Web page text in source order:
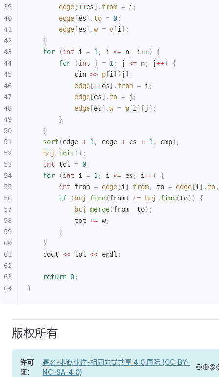
        edge
[++es]. from = i ;
        edge
[es]. to = 0;
        edge
[es].w = v [i ];
    }
    for
(int i = 1 ; i <= n; i++)
{
        for
(int j = 1 ; j <= n; j++)
{
            cin
>> p [i ][ j ];
            edge
[++es]. from = i ;
            edge
[es]. to = j ;
            edge
[es].w = p [i ][ j ];
        }
    }
    sort
(edge + 1 , edge + es + 1 , cmp);
    bcj
. init ();
    int
tot = 0;
    for
(int i = 1 ; i <= es ; i++)
{
        int
from = edge [i ]. from, to = edge [i ]. to,
        if
( bcj . find (from) != bcj . find (to))
{
            bcj
.merge(from, to);
            tot
+= w;
        }
    }
    cout
<< tot << endl ;
    return
0;
}
版权所有
许可
证：
署名-非商业性-相同方式共享 4.0 国际 (CC-BY-
NC-SA-4.0)